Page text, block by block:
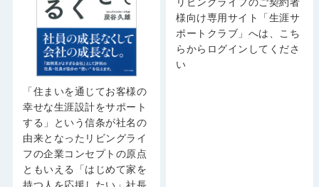
「住まいを通じてお客様の
幸せな生涯設計をサポート
する」という信条が社名の
由来となったリビングライ
フの企業コンセプトの原点
ともいえる「はじめて家を
様向け専用サイト「生涯サ
ポートクラブ」へは、こち
らからログインしてくださ
い